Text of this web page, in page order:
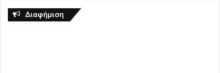
Διαφήμιση